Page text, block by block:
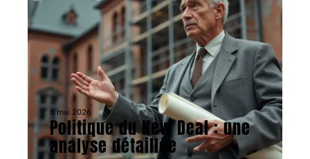
5 mai 2026
Politique du New Deal : une
analyse détaillée